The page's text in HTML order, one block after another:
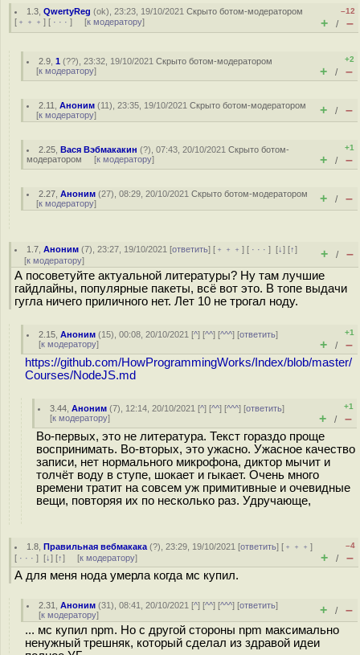
1.3 ,QwertyReg (ok), 23:23, 19/10/2021Скрыто ботом-модератором
[ ﹢﹢﹢ ] [ · · · ] [к модератору]
–12
+ / –
2.9 ,1 (??), 23:32, 19/10/2021Скрыто ботом-модератором
[к модератору]
+2
+ / –
2.11 ,Аноним (11), 23:35, 19/10/2021Скрыто ботом-модератором
[к модератору] + / –
2.25 ,Вася Вэбмакакин (?), 07:43, 20/10/2021Скрыто ботом-
модератором [к модератору]
+1
+ / –
2.27 ,Аноним (27), 08:29, 20/10/2021Скрыто ботом-модератором
[к модератору] + / –
1.7 ,Аноним (7), 23:27, 19/10/2021 [ответить] [ ﹢﹢﹢] [ · · ·][↓] [↑]
[к модератору] + / –
А посоветуйте актуальной литературы? Ну там лучшие
гайдлайны, популярные пакеты, всё вот это. В топе выдачи
гугла ничего приличного нет. Лет 10 не трогал ноду.
2.15 ,Аноним (15), 00:08, 20/10/2021 [^] [^^] [^^^] [ответить]
[к модератору]
+1
+ / –
https://github.com/HowProgrammingWorks/Index/blob/master/
Courses/NodeJS.md
3.44 ,Аноним (7), 12:14, 20/10/2021 [^] [^^] [^^^] [ответить]
[к модератору]
+1
+ / –
Во-первых, это не литература. Текст гораздо проще
воспринимать. Во-вторых, это ужасно. Ужасное качество
записи, нет нормального микрофона, диктор мычит и
толчёт воду в ступе, шокает и гыкает. Очень много
времени тратит на совсем уж примитивные и очевидные
вещи, повторяя их по несколько раз. Удручающе,
1.8 ,Правильная вебмакака (?), 23:29, 19/10/2021 [ответить] [ ﹢﹢﹢]
[ · · · ] [↓] [↑] [к модератору]
–4
+ / –
А для меня нода умерла когда мс купил.
2.31 ,Аноним (31), 08:41, 20/10/2021 [^] [^^] [^^^] [ответить]
[к модератору] + / –
... мс купил npm. Но с другой стороны npm максимально
ненужный трешняк, который сделал из здравой идеи